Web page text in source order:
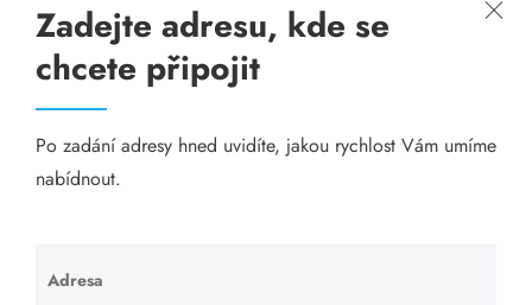
Připojení k internetu
Odkazy
Katalog A-seznam.cz
Visací zámky - TOKOZ
Zadejte adresu, kde se
chcete připojit
Po zadání adresy hned uvidíte, jakou rychlost Vám umíme
nabídnout.
Adresa
Ponechte